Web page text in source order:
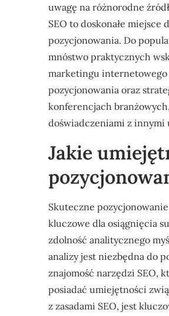
uwagę na różnorodne
SEO to doskonałe
pozycjonowania. Do
mnóstwo praktycznych
marketingu internetowego
pozycjonowania oraz
konferencjach
doświadczeniami z innymi
Jakie
Skuteczne
kluczowe dla osiągnięcia
zdolność analitycznego
analizy jest niezbędna do
znajomość narzędzi SEO,
posiadać umiejętności
z zasadami SEO, jest